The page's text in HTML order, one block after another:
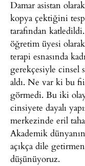
Damar asistan
kopya çektiğini
tarafından
öğretim üyesi
terapi esnasında
gerekçesiyle cinsel
aldı. Ne var ki bu
görmedi. Bu iki
cinsiyete dayalı
merkezinde eril
Akademik
açıkça dile
düşünüyoruz.